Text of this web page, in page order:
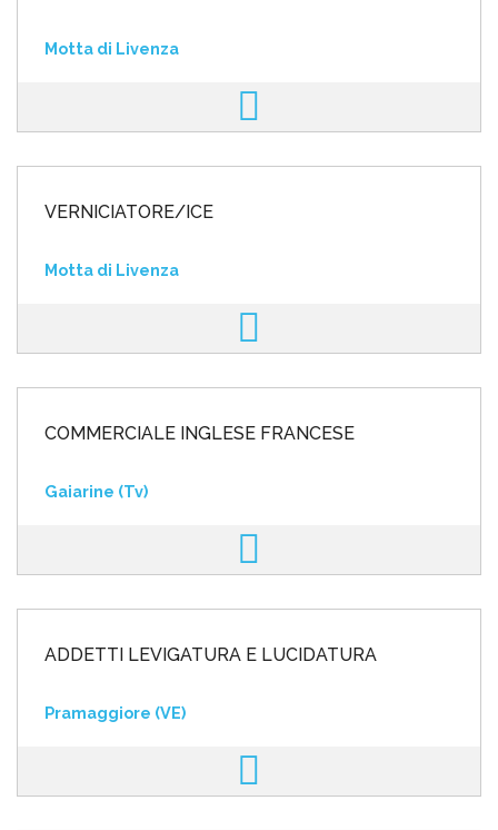
Motta di Livenza
VERNICIATORE/ICE
Motta di Livenza
COMMERCIALE INGLESE FRANCESE
Gaiarine (Tv)
ADDETTI LEVIGATURA E LUCIDATURA
Pramaggiore (VE)